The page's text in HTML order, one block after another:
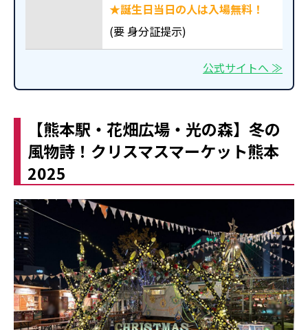
★誕生日当日の人は入場無料！
(要 身分証提示)
公式サイトへ ≫
【熊本駅・花畑広場・光の森】冬の
風物詩！クリスマスマーケット熊本
2025